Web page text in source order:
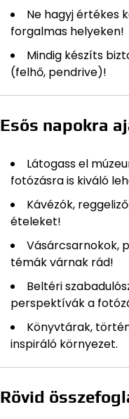
Ne hagyj értékes
forgalmas helyeken!
Mindig készíts
(felhő, pendrive)!
Esős napokra
Látogass el
fotózásra is kiváló
Kávézók,
ételeket!
Vásárcsarnokok,
témák várnak rád!
Beltéri
perspektívák a
Könyvtárak,
inspiráló környezet.
Rövid